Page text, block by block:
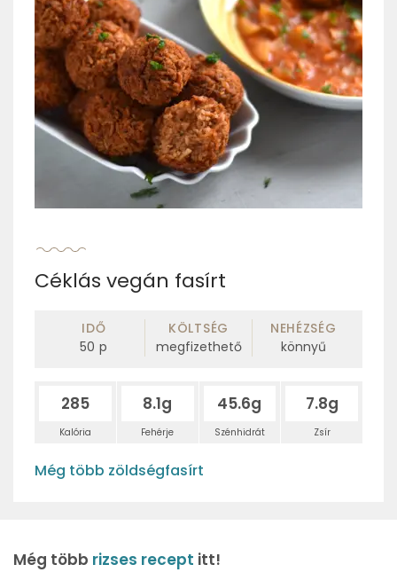
Céklás vegán fasírt
IDŐ
50 p
KÖLTSÉG
megfizethető
NEHÉZSÉG
könnyű
285
Kalória
8.1g
Fehérje
45.6g
Szénhidrát
7.8g
Zsír
Még több zöldségfasírt
Még több rizses recept itt!